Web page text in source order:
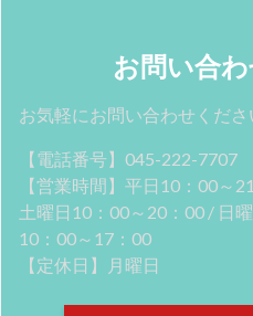
お問い合
お気軽にお問い合わせくださ
【電話番号】045-222-7707
【営業時間】平日10：00～
土曜日10：00～20：00 / 日
10：00～17：00
【定休日】月曜日